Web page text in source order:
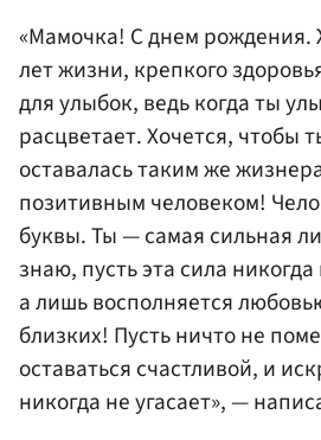
«Мамочка! С днем рождения.
лет жизни, крепкого
для улыбок, ведь когда ты
расцветает. Хочется, чтобы
оставалась таким же
позитивным человеком!
буквы. Ты — самая сильная
знаю, пусть эта сила
а лишь восполняется
близких! Пусть ничто не
оставаться счастливой, и
никогда не угасает», —